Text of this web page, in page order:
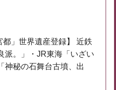
都」世界遺産登録】 近鉄
派。」・JR東海「いざい
神秘の石舞台古墳、出